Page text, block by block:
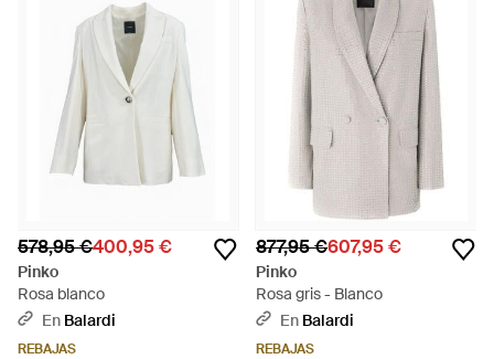
578,95 €400,95 €
Pinko
Rosa blanco
En Balardi
REBAJAS
877,95 €607,95 €
Pinko
Rosa gris - Blanco
En Balardi
REBAJAS